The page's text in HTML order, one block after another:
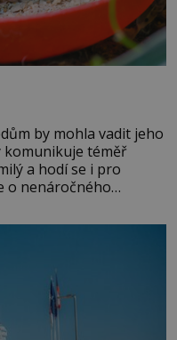
by mohla vadit jeho
komunikuje téměř
a hodí se i pro
o nenáročného
semínek Jeho
s výjimkou